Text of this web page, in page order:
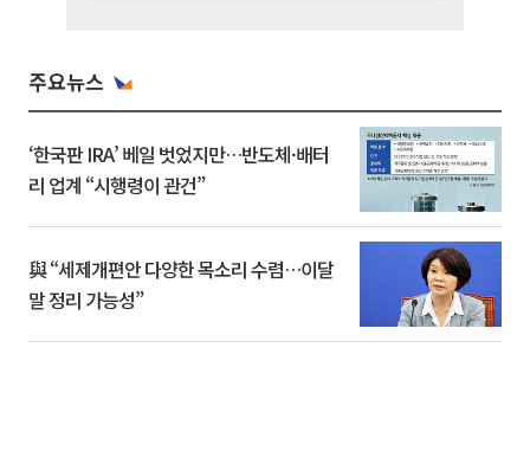
주요뉴스
‘한국판 IRA’ 베일 벗었지만…반도체·배터
리 업계 “시행령이 관건”
與 “세제개편안 다양한 목소리 수렴…이달
말 정리 가능성”